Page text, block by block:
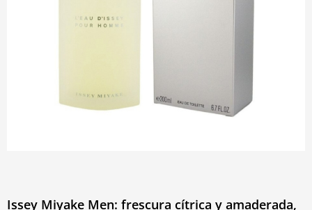
Issey Miyake Men: frescura cítrica y amaderada,